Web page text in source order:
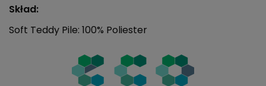
Skład:
Soft Teddy Pile: 100% Poliester